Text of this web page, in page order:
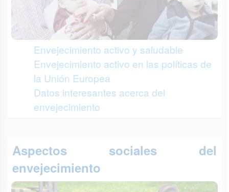
Envejecimiento activo y saludable
Envejecimiento activo en las políticas de
la Unión Europea
Datos interesantes acerca del
envejecimiento
Aspectos sociales del
envejecimiento